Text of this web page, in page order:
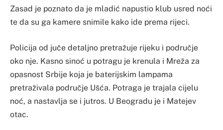
Zasad je poznato da je mladić napustio klub usred noći
te da su ga kamere snimile kako ide prema rijeci.
Policija od juče detaljno pretražuje rijeku i područje
oko nje. Kasno sinoć u potragu je krenula i Mreža za
opasnost Srbije koja je baterijskim lampama
pretraživala područje Ušća. Potraga je trajala cijelu
noć, a nastavlja se i jutros. U Beogradu je i Matejev
otac.